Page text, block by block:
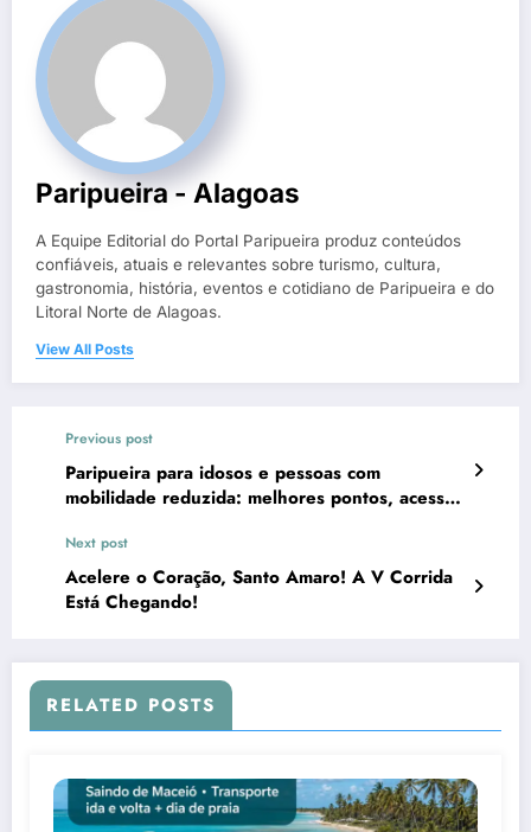
Paripueira - Alagoas
A Equipe Editorial do Portal Paripueira produz conteúdos
confiáveis, atuais e relevantes sobre turismo, cultura,
gastronomia, história, eventos e cotidiano de Paripueira e do
Litoral Norte de Alagoas.
View All Posts
Previous post
Paripueira para idosos e pessoas com
mobilidade reduzida: melhores pontos, acessos
Next post
Acelere o Coração, Santo Amaro! A V Corrida
Está Chegando!
RELATED POSTS